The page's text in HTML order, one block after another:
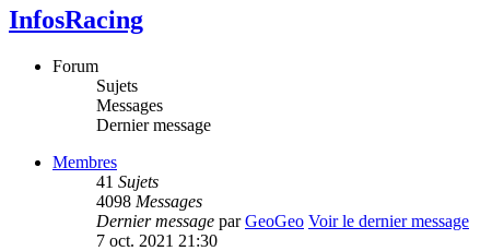
InfosRacing
Forum
Sujets
Messages
Dernier message
Membres
41 Sujets
4098 Messages
Dernier message parGeoGeo Voir le dernier message
7 oct. 2021 21:30